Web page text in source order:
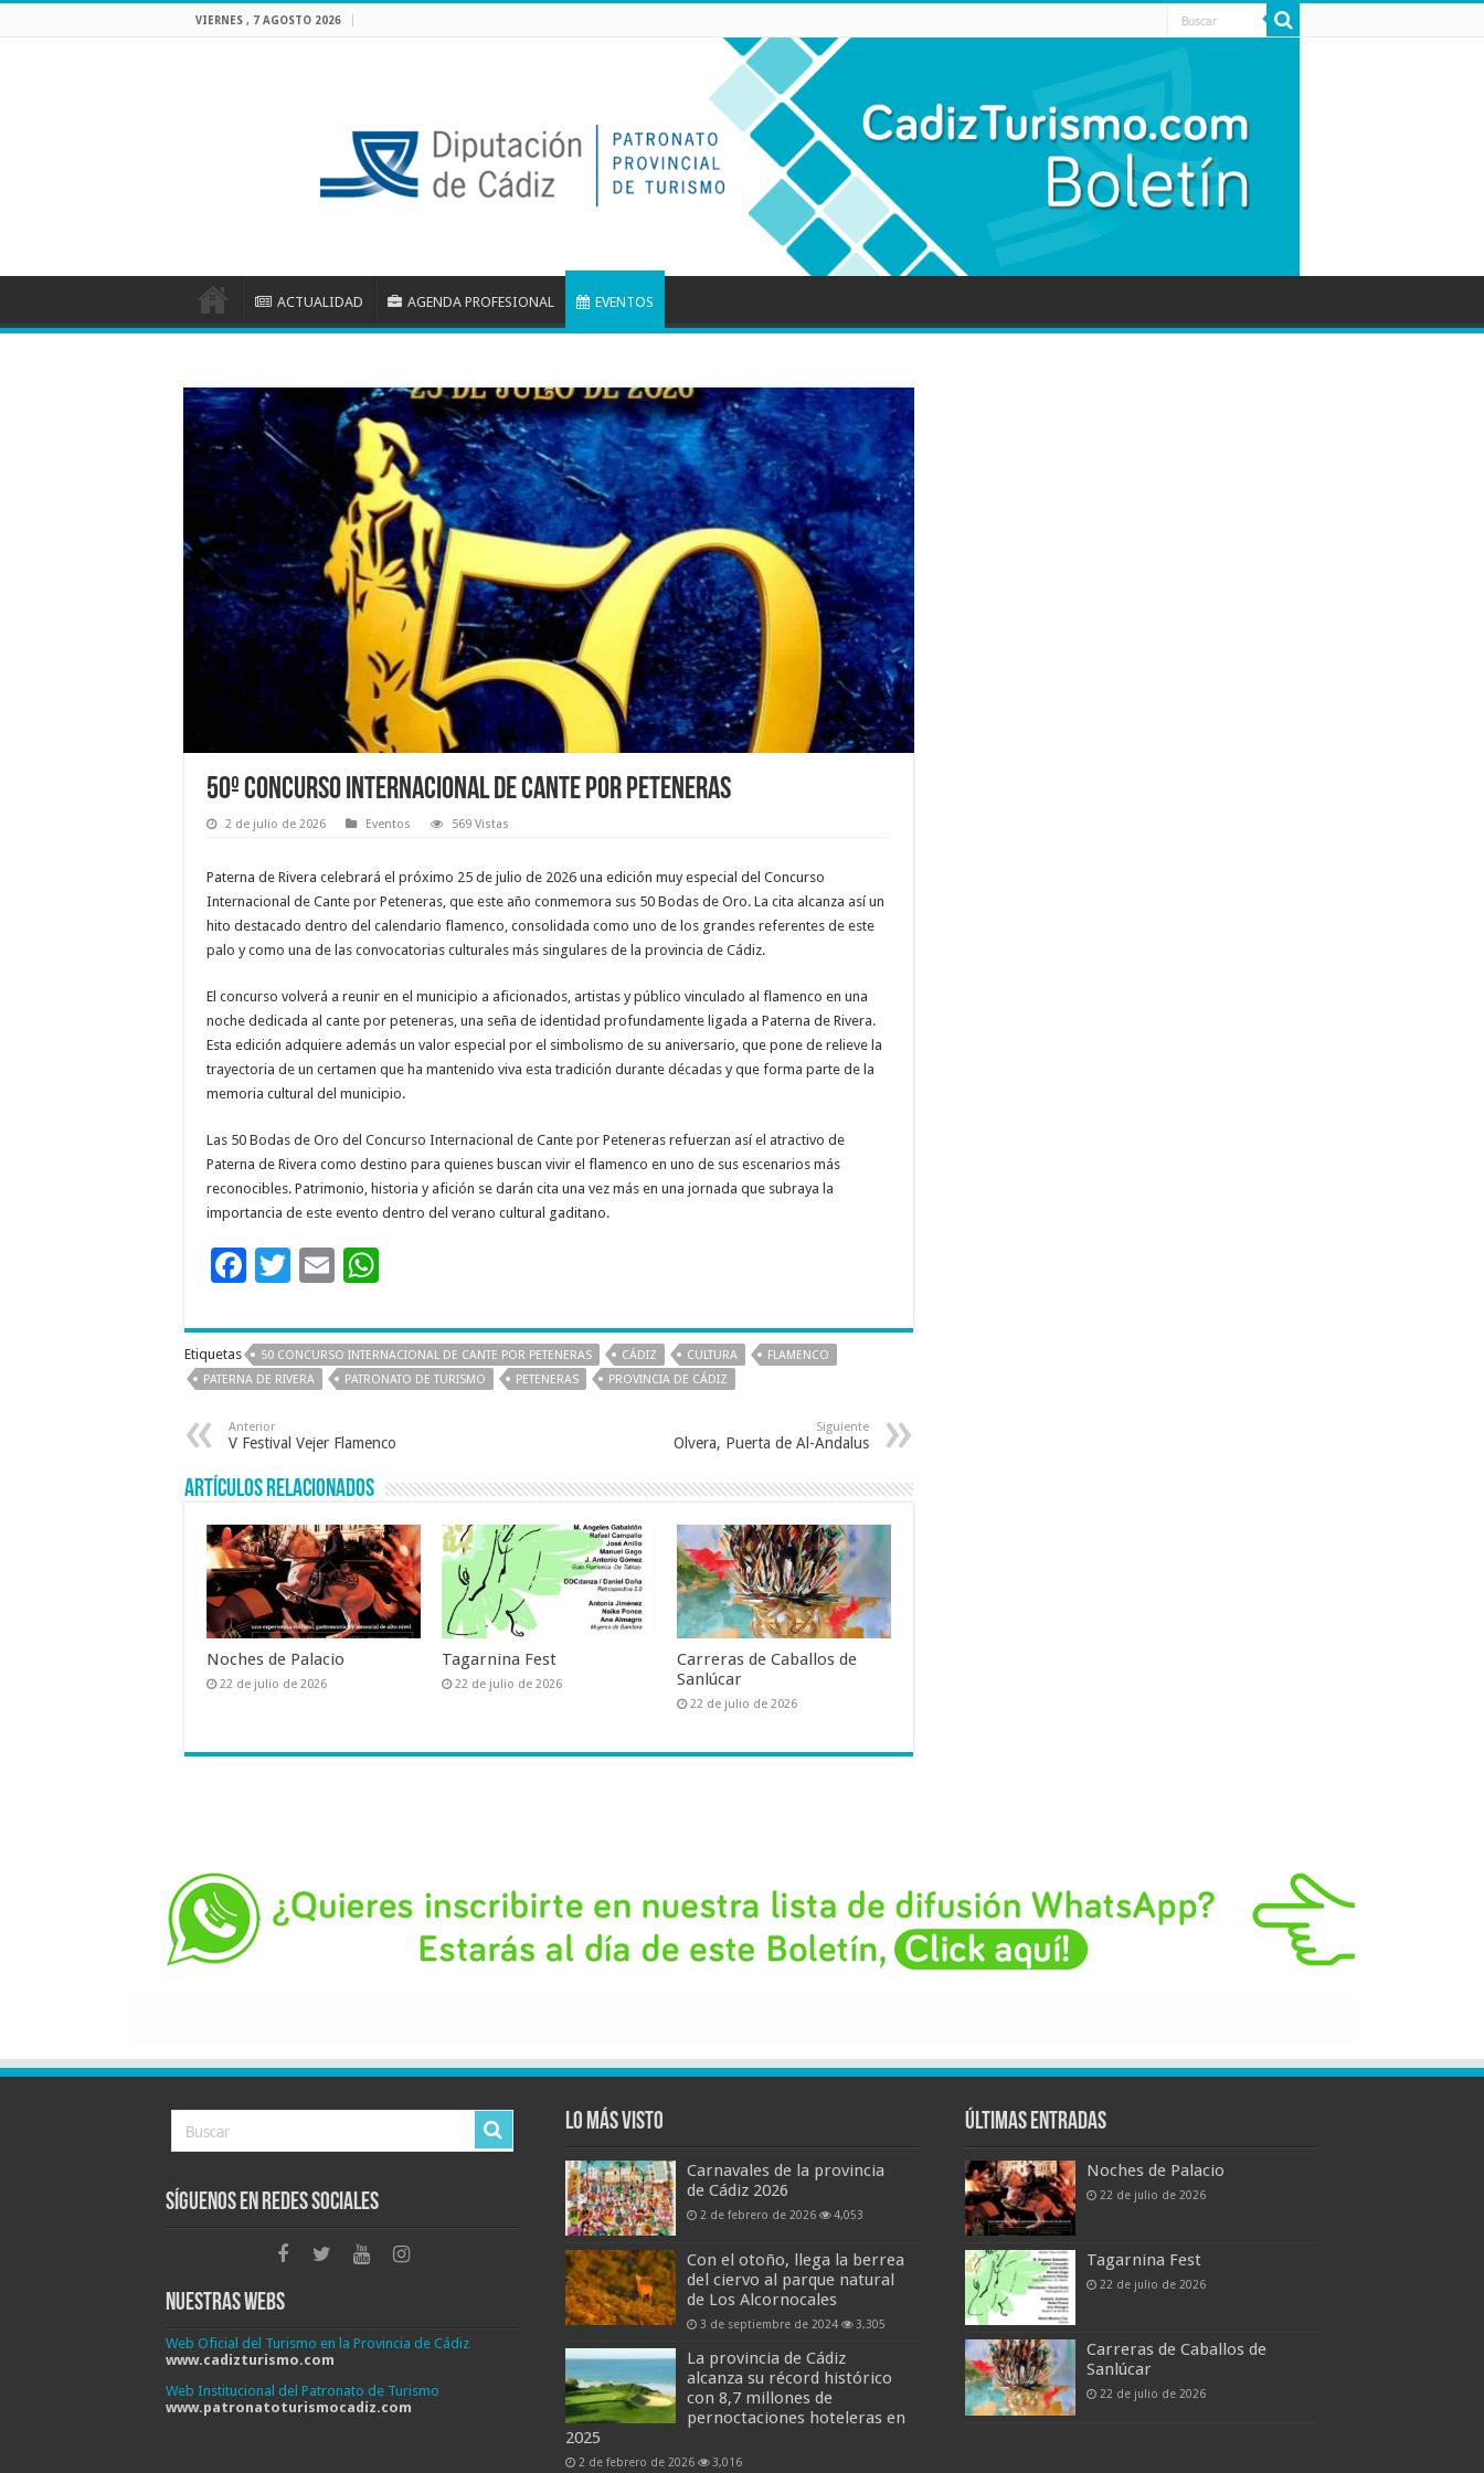
VIERNES , 7 AGOSTO 2026
ACTUALIDAD AGENDA PROFESIONAL EVENTOS
50º Concurso Internacional de cante por peteneras
2 de julio de 2026 Eventos 569 Vistas
Paterna de Rivera celebrará el próximo 25 de julio de 2026 una edición muy especial del Concurso
Internacional de Cante por Peteneras, que este año conmemora sus 50 Bodas de Oro. La cita alcanza así un
hito destacado dentro del calendario flamenco, consolidada como uno de los grandes referentes de este
palo y como una de las convocatorias culturales más singulares de la provincia de Cádiz.
El concurso volverá a reunir en el municipio a aficionados, artistas y público vinculado al flamenco en una
noche dedicada al cante por peteneras, una seña de identidad profundamente ligada a Paterna de Rivera.
Esta edición adquiere además un valor especial por el simbolismo de su aniversario, que pone de relieve la
trayectoria de un certamen que ha mantenido viva esta tradición durante décadas y que forma parte de la
memoria cultural del municipio.
Las 50 Bodas de Oro del Concurso Internacional de Cante por Peteneras refuerzan así el atractivo de
Paterna de Rivera como destino para quienes buscan vivir el flamenco en uno de sus escenarios más
reconocibles. Patrimonio, historia y afición se darán cita una vez más en una jornada que subraya la
importancia de este evento dentro del verano cultural gaditano.
F
e
b
o
k
T
tt
er
E
ai
l
at
sA
p
Etiquetas 50 CONCURSO INTERNACIONAL DE CANTE POR PETENERAS CÁDIZ CULTURA
FLAMENCO
PATERNA DE RIVERA
PATRONATO DE TURISMO PETENERAS PROVINCIA DE CÁDIZ
Anterior
V Festival Vejer Flamenco
Siguiente
Olvera, Puerta de Al-Andalus
Artículos relacionados
Noches de Palacio
22 de julio de 2026
Tagarnina Fest
22 de julio de 2026
Carreras de Caballos de
Sanlúcar
22 de julio de 2026
Síguenos en Redes Sociales
Nuestras Webs
Web Oficial del Turismo en la Provincia de Cádiz
www.cadizturismo.com
Web Institucional del Patronato de Turismo
www.patronatoturismocadiz.com
Lo más visto
Carnavales de la provincia
de Cádiz 2026
2 de febrero de 2026 4,053
Con el otoño, llega la berrea
del ciervo al parque natural
de Los Alcornocales
3 de septiembre de 2024 3,305
La provincia de Cádiz
alcanza su récord histórico
con 8,7 millones de
pernoctaciones hoteleras en
2025
2 de febrero de 2026 3,016
Últimas entradas
Noches de Palacio
22 de julio de 2026
Tagarnina Fest
22 de julio de 2026
Carreras de Caballos de
Sanlúcar
22 de julio de 2026